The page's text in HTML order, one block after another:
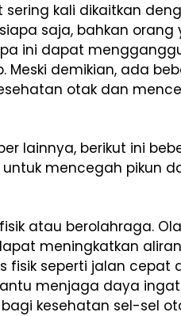
kali dikaitkan
saja, bahkan orang
ini dapat
demikian, ada
otak dan
lainnya, berikut ini
mencegah pikun
atau berolahraga.
meningkatkan
fisik seperti jalan cepat
menjaga daya
kesehatan sel-sel